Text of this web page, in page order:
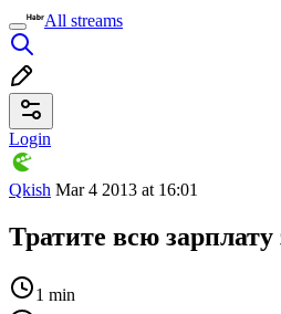
All streams
Login
Qkish Mar 4 2013 at 16:01
Тратите всю зарплату
1 min